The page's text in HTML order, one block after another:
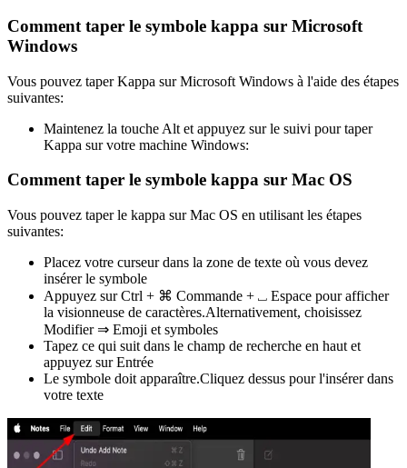
Comment taper le symbole kappa sur Microsoft
Windows
Vous pouvez taper Kappa sur Microsoft Windows à l'aide des étapes
suivantes:
Maintenez la touche Alt et appuyez sur le suivi pour taper
Kappa sur votre machine Windows:
Comment taper le symbole kappa sur Mac OS
Vous pouvez taper le kappa sur Mac OS en utilisant les étapes
suivantes:
Placez votre curseur dans la zone de texte où vous devez
insérer le symbole
Appuyez sur Ctrl + ⌘ Commande + ⎵ Espace pour afficher
la visionneuse de caractères.Alternativement, choisissez
Modifier ⇒ Emoji et symboles
Tapez ce qui suit dans le champ de recherche en haut et
appuyez sur Entrée
Le symbole doit apparaître.Cliquez dessus pour l'insérer dans
votre texte